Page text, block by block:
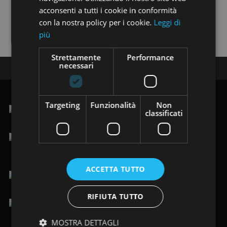
Trovi i nostri annunci anche su:
Seguici su:
sab 9.00-19.30
+39 0187 484949/+39 366 8205088
acconsenti a tutti i cookie in conformità
con la nostra policy per i cookie. Leggi di
più
Strettamente
necessari
Performance
Targeting Funzionalità
Non
classificati
ACCETTA TUTTO
RIFIUTA TUTTO
MOSTRA DETTAGLI